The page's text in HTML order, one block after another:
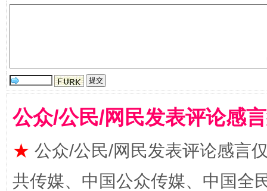
揭批美国五大"原罪" "炒
公众/公民/网民发表评论感
★ 公众/公民/网民发表评论感言
共传媒、中国公众传媒、中国全